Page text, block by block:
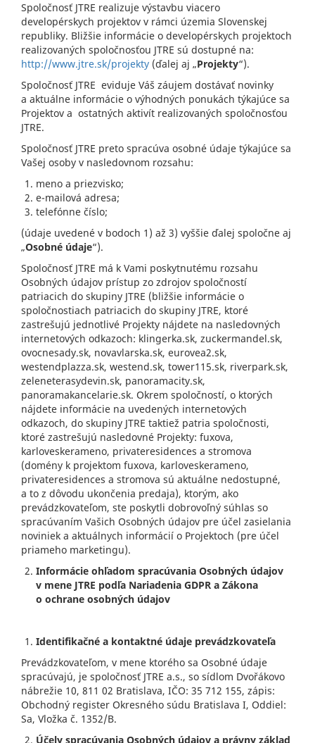
Spoločnosť JTRE realizuje výstavbu viacero
developérskych projektov v rámci územia Slovenskej
republiky. Bližšie informácie o developérskych projektoch
realizovaných spoločnosťou JTRE sú dostupné na:
http://www.jtre.sk/projekty (ďalej aj „Projekty“).
Spoločnosť JTRE eviduje Váš záujem dostávať novinky
a aktuálne informácie o výhodných ponukách týkajúce sa
Projektov a ostatných aktivít realizovaných spoločnosťou
JTRE.
Spoločnosť JTRE preto spracúva osobné údaje týkajúce sa
Vašej osoby v nasledovnom rozsahu:
meno a priezvisko;
e-mailová adresa;
telefónne číslo;
(údaje uvedené v bodoch 1) až 3) vyššie ďalej spoločne aj
„Osobné údaje“).
Spoločnosť JTRE má k Vami poskytnutému rozsahu
Osobných údajov prístup zo zdrojov spoločností
patriacich do skupiny JTRE (bližšie informácie o
spoločnostiach patriacich do skupiny JTRE, ktoré
zastrešujú jednotlivé Projekty nájdete na nasledovných
internetových odkazoch: klingerka.sk, zuckermandel.sk,
ovocnesady.sk, novavlarska.sk, eurovea2.sk,
westendplazza.sk, westend.sk, tower115.sk, riverpark.sk,
zeleneterasydevin.sk, panoramacity.sk,
panoramakancelarie.sk. Okrem spoločností, o ktorých
nájdete informácie na uvedených internetových
odkazoch, do skupiny JTRE taktiež patria spoločnosti,
ktoré zastrešujú nasledovné Projekty: fuxova,
karloveskerameno, privateresidences a stromova
(domény k projektom fuxova, karloveskerameno,
privateresidences a stromova sú aktuálne nedostupné,
a to z dôvodu ukončenia predaja), ktorým, ako
prevádzkovateľom, ste poskytli dobrovoľný súhlas so
spracúvaním Vašich Osobných údajov pre účel zasielania
noviniek a aktuálnych informácií o Projektoch (pre účel
priameho marketingu).
Informácie ohľadom spracúvania Osobných údajov
v mene JTRE podľa Nariadenia GDPR a Zákona
o ochrane osobných údajov
Identifikačné a kontaktné údaje prevádzkovateľa
Prevádzkovateľom, v mene ktorého sa Osobné údaje
spracúvajú, je spoločnosť JTRE a.s., so sídlom Dvořákovo
nábrežie 10, 811 02 Bratislava, IČO: 35 712 155, zápis:
Obchodný register Okresného súdu Bratislava I, Oddiel:
Sa, Vložka č. 1352/B.
Účely spracúvania Osobných údajov a právny základ